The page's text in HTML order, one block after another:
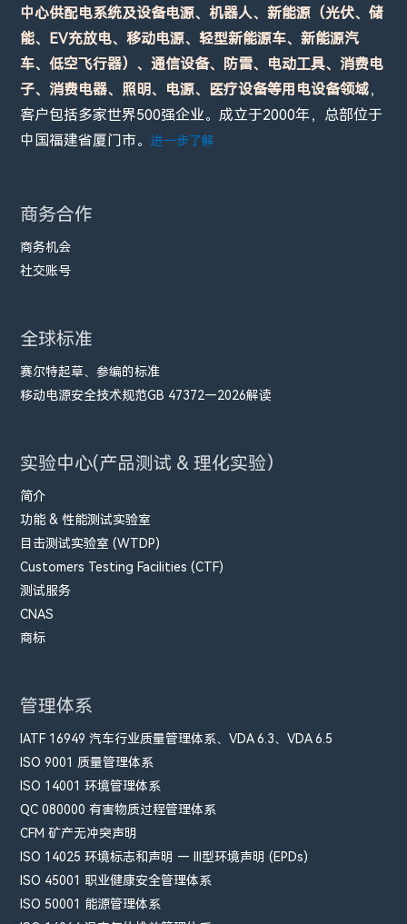
中心供配电系统及设备电源、机器人、新能源（光伏、储
能、EV充放电、移动电源、轻型新能源车、新能源汽
车、低空飞行器）、通信设备、防雷、电动工具、消费电
子、消费电器、照明、电源、医疗设备等用电设备领域，
客户包括多家世界500强企业。成立于2000年，总部位于
中国福建省厦门市。进一步了解
商务合作
商务机会
社交账号
全球标准
赛尔特起草、参编的标准
移动电源安全技术规范GB 47372—2026解读
实验中心(产品测试 & 理化实验）
简介
功能 & 性能测试实验室
目击测试实验室 (WTDP)
Customers Testing Facilities (CTF)
测试服务
CNAS
商标
管理体系
IATF 16949 汽车行业质量管理体系、VDA 6.3、VDA 6.5
ISO 9001 质量管理体系
ISO 14001 环境管理体系
QC 080000 有害物质过程管理体系
CFM​ 矿产无冲突声明
ISO 14025 环境标志和声明 — III型环境声明 (EPDs)
ISO 45001 职业健康安全管理体系
ISO 50001 能源管理体系